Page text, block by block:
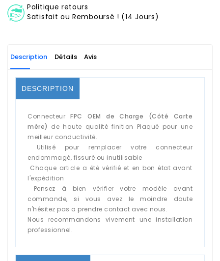
Politique retours
Satisfait ou Remboursé ! (14 Jours)
Description Détails Avis
DESCRIPTION
Connecteur FPC OEM de Charge (Côté Carte
mère) de haute qualité finition Plaqué pour une
meilleur conductivité.
Utilisé pour remplacer votre connecteur
endommagé, fissuré ou inutilisable
Chaque article a été vérifié et en bon état avant
l'expédition
Pensez à bien vérifier votre modèle avant
commande, si vous avez le moindre doute
n'hésitez pas a prendre contact avec nous.
Nous recommandons vivement une installation
professionnel.